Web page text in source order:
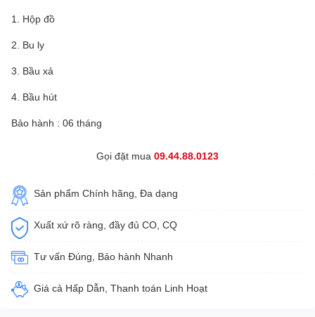
1. Hộp đồ
2. Bu ly
3. Bầu xả
4. Bầu hút
Bảo hành : 06 tháng
Gọi đặt mua 09.44.88.0123
Sản phẩm Chính hãng, Đa dạng
Xuất xứ rõ ràng, đầy đủ CO, CQ
Tư vấn Đúng, Bảo hành Nhanh
Giá cả Hấp Dẫn, Thanh toán Linh Hoạt